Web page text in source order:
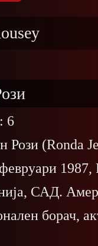
6
Рози (Ronda
1987,
САД.
борач,